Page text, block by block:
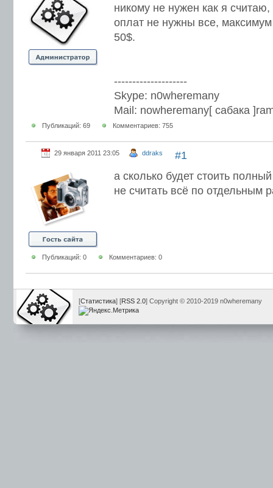
никому не нужен как я
оплат не нужны все,
50$.
--------------------
Skype: n0wheremany
Mail: nowheremany[ сабака
Публикаций: 69 Комментариев: 755
#1
29 января 2011 23:05 ddraks
а сколько будет стоить
не считать всё по отдельным
Публикаций: 0 Комментариев: 0
[Статистика] [RSS 2.0] Copyright © 2010-2019 n0wheremany